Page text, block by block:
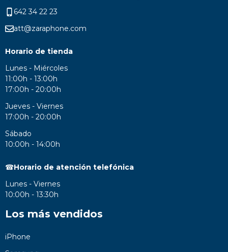
642 34 22 23
att@zaraphone.com
Horario de tienda
Lunes - Miércoles
11:00h - 13:00h
17:00h - 20:00h
Jueves - Viernes
17:00h - 20:00h
Sábado
10:00h - 14:00h
☎Horario de atención telefónica
Lunes - Viernes
10:00h - 13:30h
Los más vendidos
iPhone